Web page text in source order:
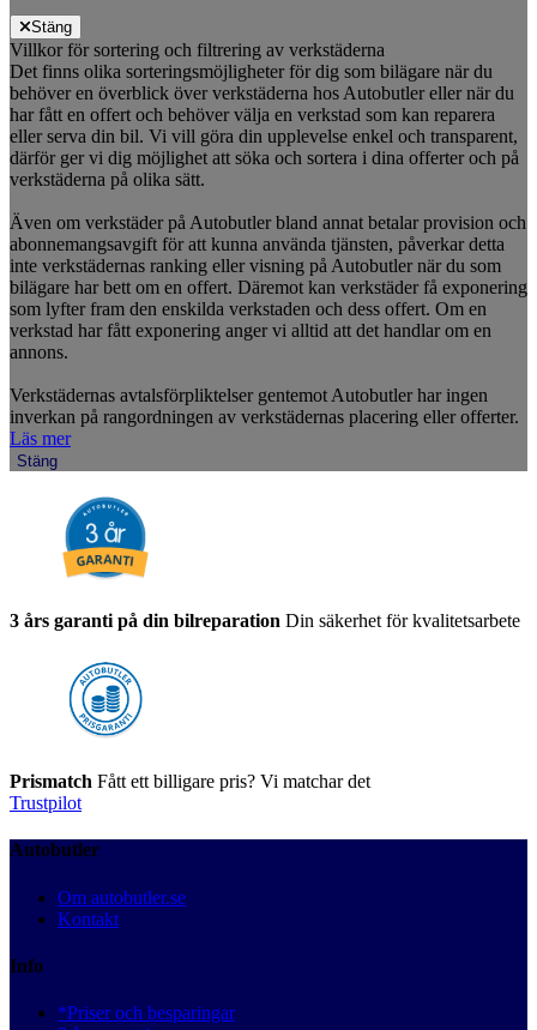
Stäng
Villkor för sortering och filtrering av verkstäderna
Det finns olika sorteringsmöjligheter för dig som bilägare när du
behöver en överblick över verkstäderna hos Autobutler eller när du
har fått en offert och behöver välja en verkstad som kan reparera
eller serva din bil. Vi vill göra din upplevelse enkel och transparent,
därför ger vi dig möjlighet att söka och sortera i dina offerter och på
verkstäderna på olika sätt.
Även om verkstäder på Autobutler bland annat betalar provision och
abonnemangsavgift för att kunna använda tjänsten, påverkar detta
inte verkstädernas ranking eller visning på Autobutler när du som
bilägare har bett om en offert. Däremot kan verkstäder få exponering
som lyfter fram den enskilda verkstaden och dess offert. Om en
verkstad har fått exponering anger vi alltid att det handlar om en
annons.
Verkstädernas avtalsförpliktelser gentemot Autobutler har ingen
inverkan på rangordningen av verkstädernas placering eller offerter.
Läs mer
Stäng
3 års garanti på din bilreparation Din säkerhet för kvalitetsarbete
Prismatch Fått ett billigare pris? Vi matchar det
Trustpilot
Autobutler
Om autobutler.se
Kontakt
Info
*Priser och besparingar